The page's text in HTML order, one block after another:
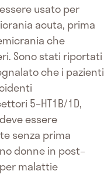
usato per
acuta, prima
che
Sono stati riportati
che i pazienti
5–HT1B/1D,
essere
senza prima
donne in post–
malattie